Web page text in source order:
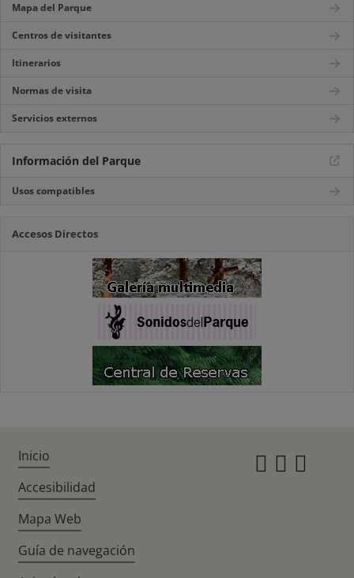
Mapa del Parque
Centros de visitantes
Itinerarios
Normas de visita
Servicios externos
Información del Parque
Usos compatibles
Accesos Directos
Inicio
Accesibilidad
Mapa Web
Guía de navegación